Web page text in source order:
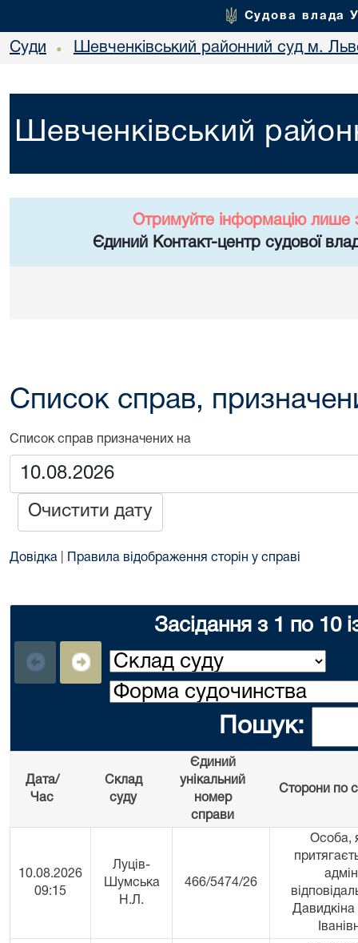
Судова влада
Суди • Шевченківський районний суд м.
Шевченківський
Отримуйте інформацію лише
Єдиний Контакт-центр судової
Список справ,
Список справ призначених на
Очистити дату
Довідка Правила відображення сторін у справі
Засідання з 1 по 10
Пошук:
Дата/
Час
Склад
суду
Єдиний
унікальний
номер
справи
Сторони по
10.08.2026
09:15
Луців-
Шумська
Н.Л.
466/5474/26
Особа,
Давидкіна